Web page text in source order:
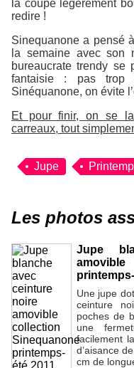
la coupe légèrement
redire !
Sinequanone a pensé
la semaine avec son
bureaucrate trendy se
fantaisie : pas trop
Sinéquanone, on évite
Et pour finir, on se
carreaux, tout
Jupe
Les photos
Jupe
Une jupe
ceinture
poches de
une
facilement
d’aisance
cm de